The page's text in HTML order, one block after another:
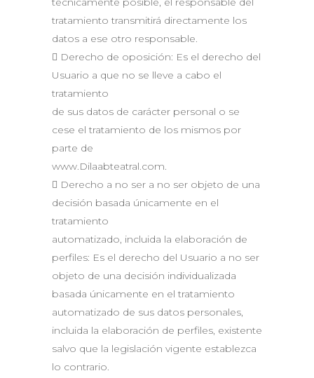
tratamiento transmitirá directamente los
datos a ese otro responsable.
 Derecho de oposición: Es el derecho del
Usuario a que no se lleve a cabo el
tratamiento
de sus datos de carácter personal o se
cese el tratamiento de los mismos por
parte de
www.Dilaabteatral.com.
 Derecho a no ser a no ser objeto de una
decisión basada únicamente en el
tratamiento
automatizado, incluida la elaboración de
perfiles: Es el derecho del Usuario a no ser
objeto de una decisión individualizada
basada únicamente en el tratamiento
automatizado de sus datos personales,
incluida la elaboración de perfiles, existente
salvo que la legislación vigente establezca
lo contrario.